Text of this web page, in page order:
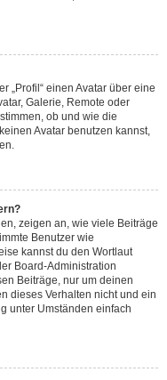
„Profil“ einen Avatar über eine
Galerie, Remote oder
ob und wie die
Avatar benutzen kannst,
zeigen an, wie viele Beiträge
Benutzer wie
kannst du den Wortlaut
Board-Administration
Beiträge, nur um deinen
dieses Verhalten nicht und ein
unter Umständen einfach